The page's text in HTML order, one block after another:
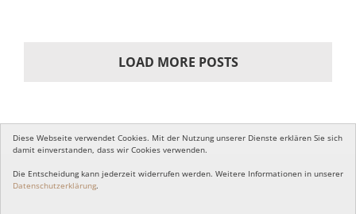
LOAD MORE POSTS
Copyright 2018 | All Rights Reserved |Impressum|Datenschutz
Diese Webseite verwendet Cookies. Mit der Nutzung unserer Dienste erklären Sie sich
damit einverstanden, dass wir Cookies verwenden.
Die Entscheidung kann jederzeit widerrufen werden. Weitere Informationen in unserer
Datenschutzerklärung.